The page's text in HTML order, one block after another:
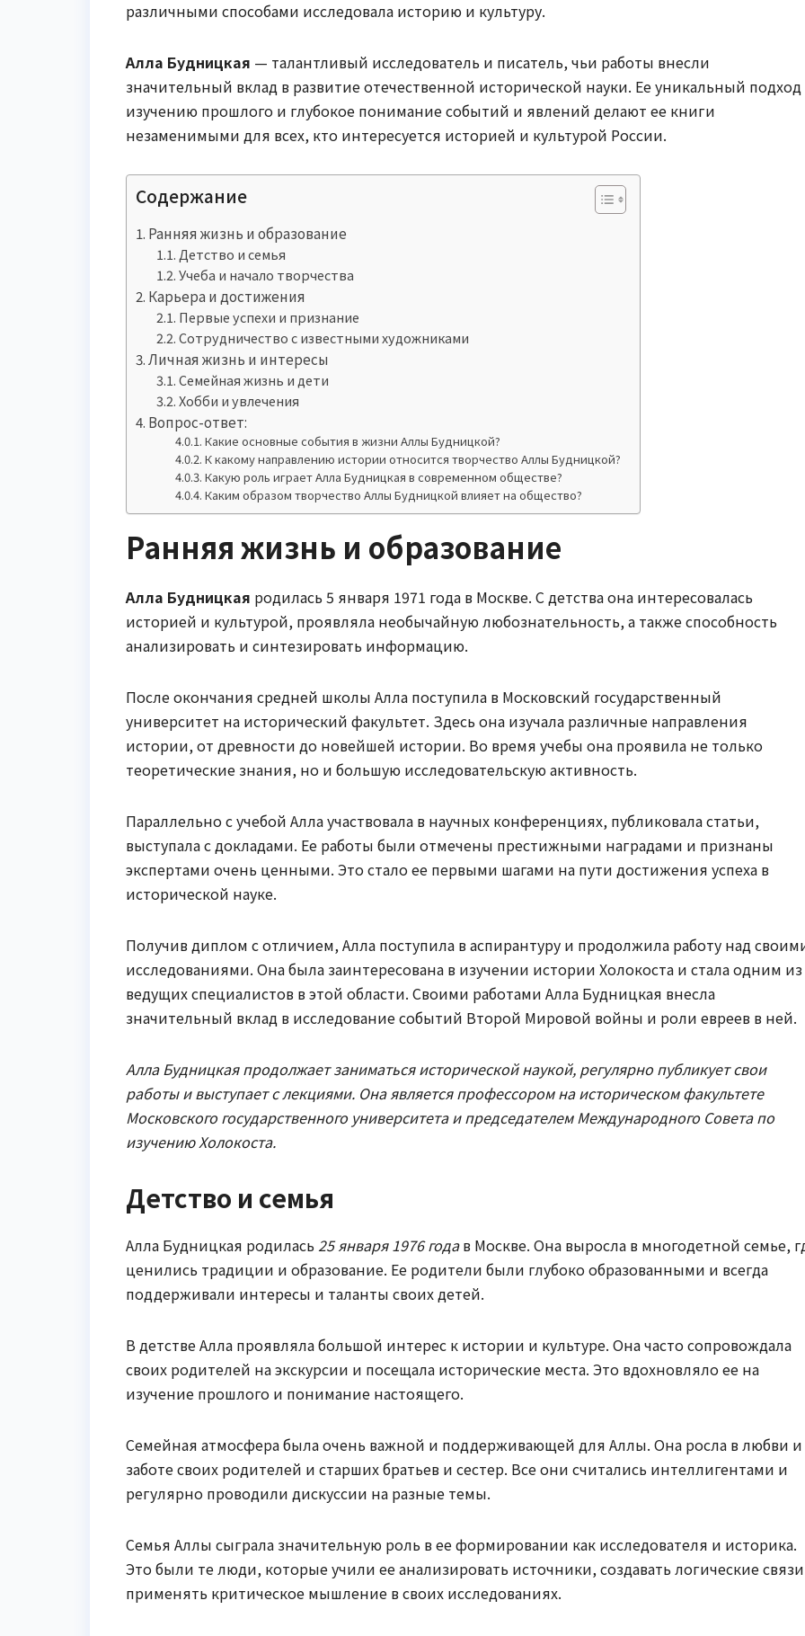
различными способами исследовала историю и культуру.
Алла Будницкая — талантливый исследователь и писатель, чьи работы внесли
значительный вклад в развитие отечественной исторической науки. Ее уникальный подход
изучению прошлого и глубокое понимание событий и явлений делают ее книги
незаменимыми для всех, кто интересуется историей и культурой России.
Содержание
Ранняя жизнь и образование
Детство и семья
Учеба и начало творчества
Карьера и достижения
Первые успехи и признание
Сотрудничество с известными художниками
Личная жизнь и интересы
Семейная жизнь и дети
Хобби и увлечения
Вопрос-ответ:
Какие основные события в жизни Аллы Будницкой?
К какому направлению истории относится творчество Аллы Будницкой?
Какую роль играет Алла Будницкая в современном обществе?
Каким образом творчество Аллы Будницкой влияет на общество?
Ранняя жизнь и образование
Алла Будницкая родилась 5 января 1971 года в Москве. С детства она интересовалась
историей и культурой, проявляла необычайную любознательность, а также способность
анализировать и синтезировать информацию.
После окончания средней школы Алла поступила в Московский государственный
университет на исторический факультет. Здесь она изучала различные направления
истории, от древности до новейшей истории. Во время учебы она проявила не только
теоретические знания, но и большую исследовательскую активность.
Параллельно с учебой Алла участвовала в научных конференциях, публиковала статьи,
выступала с докладами. Ее работы были отмечены престижными наградами и признаны
экспертами очень ценными. Это стало ее первыми шагами на пути достижения успеха в
исторической науке.
Получив диплом с отличием, Алла поступила в аспирантуру и продолжила работу над
исследованиями. Она была заинтересована в изучении истории Холокоста и стала одним из
ведущих специалистов в этой области. Своими работами Алла Будницкая внесла
значительный вклад в исследование событий Второй Мировой войны и роли евреев в ней.
Алла Будницкая продолжает заниматься исторической наукой, регулярно публикует свои
работы и выступает с лекциями. Она является профессором на историческом факультете
Московского государственного университета и председателем Международного Совета по
изучению Холокоста.
Детство и семья
Алла Будницкая родилась 25 января 1976 годав Москве. Она выросла в многодетной семье,
ценились традиции и образование. Ее родители были глубоко образованными и всегда
поддерживали интересы и таланты своих детей.
В детстве Алла проявляла большой интерес к истории и культуре. Она часто сопровождала
своих родителей на экскурсии и посещала исторические места. Это вдохновляло ее на
изучение прошлого и понимание настоящего.
Семейная атмосфера была очень важной и поддерживающей для Аллы. Она росла в любви и
заботе своих родителей и старших братьев и сестер. Все они считались интеллигентами и
регулярно проводили дискуссии на разные темы.
Семья Аллы сыграла значительную роль в ее формировании как исследователя и историка.
Это были те люди, которые учили ее анализировать источники, создавать логические
применять критическое мышление в своих исследованиях.